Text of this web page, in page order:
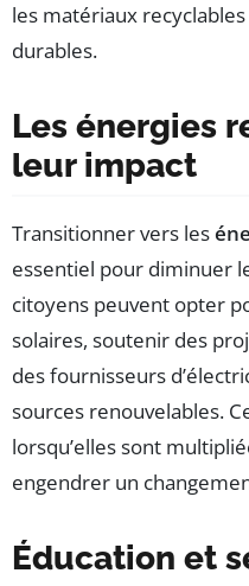
les matériaux
durables.
Les énergies
leur impact
Transitionner vers les
essentiel pour diminuer
citoyens peuvent opter
solaires, soutenir des
des fournisseurs
sources renouvelables.
lorsqu’elles sont
engendrer un
Éducation et